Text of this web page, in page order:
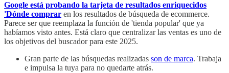
Google está probando la tarjeta de resultados enriquecidos
'Dónde comprar en los resultados de búsqueda de ecommerce.
Parece ser que reemplaza la función de 'tienda popular' que ya
habíamos visto antes. Está claro que centralizar las ventas es uno de
los objetivos del buscador para este 2025.
Gran parte de las búsquedas realizadas son de marca. Trabaja
e impulsa la tuya para no quedarte atrás.